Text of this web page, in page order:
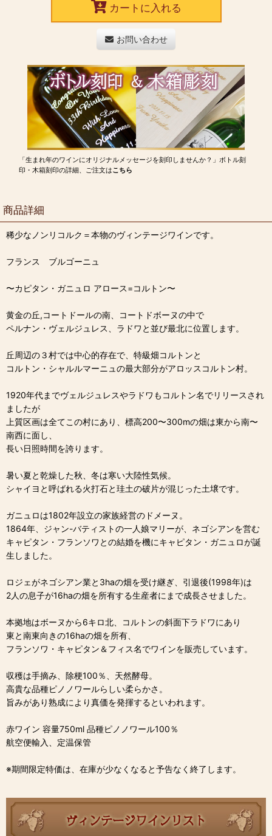
カートに入れる
お問い合わせ
「生まれ年のワインにオリジナルメッセージを刻印しませんか？」ボトル刻
印・木箱刻印の詳細、ご注文はこちら
商品詳細
稀少なノンリコルク＝本物のヴィンテージワインです。
フランス ブルゴーニュ
〜カピタン・ガニュロ アロース=コルトン〜
黄金の丘,コートドールの南、コートドボーヌの中で
ペルナン・ヴェルジュレス、ラドワと並び最北に位置します。
丘周辺の３村では中心的存在で、特級畑コルトンと
コルトン・シャルルマーニュの最大部分がアロッスコルトン村。
1920年代までヴェルジュレスやラドワもコルトン名でリリースされ
ましたが
上質区画は全てこの村にあり、標高200〜300mの畑は東から南〜
南西に面し、
長い日照時間を誇ります。
暑い夏と乾燥した秋、冬は寒い大陸性気候。
シャイヨと呼ばれる火打石と珪土の破片が混じった土壌です。
ガニュロは1802年設立の家族経営のドメーヌ。
1864年、ジャン-バティストの一人娘マリーが、ネゴシアンを営む
キャピタン・フランソワとの結婚を機にキャピタン・ガニュロが誕
生しました。
ロジェがネゴシアン業と3haの畑を受け継ぎ、引退後(1998年)は
2人の息子が16haの畑を所有する生産者にまで成長させました。
本拠地はボーヌから6キロ北、コルトンの斜面下ラドワにあり
東と南東向きの16haの畑を所有、
フランソワ・キャピタン＆フィス名でワインを販売しています。
収穫は手摘み、除梗100％、天然酵母。
高貴な品種ピノノワールらしい柔らかさ。
旨みがあり熟成により真価を発揮するといわれます。
赤ワイン 容量750ml 品種ピノノワール100％
航空便輸入、定温保管
※期間限定特価は、在庫が少なくなると予告なく終了します。